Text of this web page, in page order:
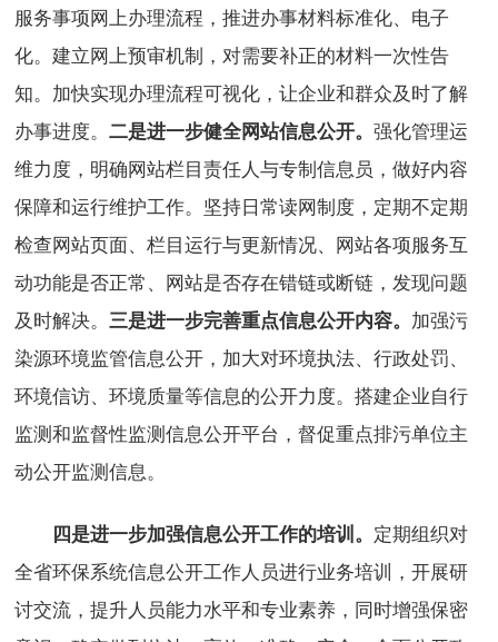
服务事项网上办理流程，推进办事材料标准化、电子
化。建立网上预审机制，对需要补正的材料一次性告
知。加快实现办理流程可视化，让企业和群众及时了解
办事进度。 二是进一步健全网站信息公开。 强化管理运
维力度，明确网站栏目责任人与专制信息员，做好内容
保障和运行维护工作。坚持日常读网制度，定期不定期
检查网站页面、栏目运行与更新情况、网站各项服务互
动功能是否正常、网站是否存在错链或断链，发现问题
及时解决。 三是进一步完善重点信息公开内容。 加强污
染源环境监管信息公开，加大对环境执法、行政处罚、
环境信访、环境质量等信息的公开力度。搭建企业自行
监测和监督性监测信息公开平台，督促重点排污单位主
动公开监测信息。
四是进一步加强信息公开工作的培训。 定期组织对
全省环保系统信息公开工作人员进行业务培训，开展研
讨交流，提升人员能力水平和专业素养，同时增强保密